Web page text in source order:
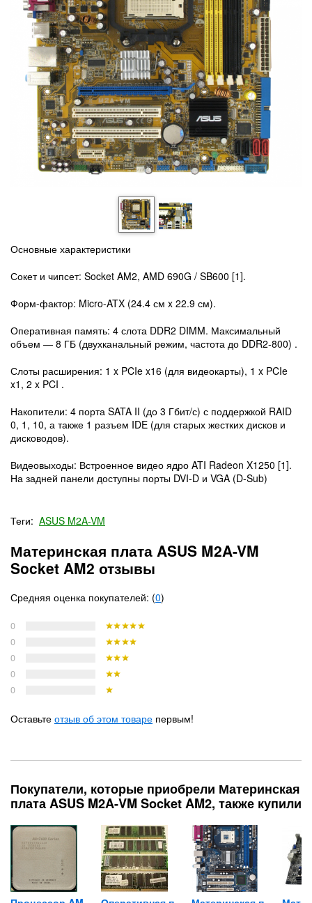
Основные характеристики
Сокет и чипсет: Socket AM2, AMD 690G / SB600 [1].
Форм-фактор: Micro-ATX (24.4 см x 22.9 см).
Оперативная память: 4 слота DDR2 DIMM. Максимальный
объем — 8 ГБ (двухканальный режим, частота до DDR2-800) .
Слоты расширения: 1 x PCIe x16 (для видеокарты), 1 x PCIe
x1, 2 x PCI .
Накопители: 4 порта SATA II (до 3 Гбит/с) с поддержкой RAID
0, 1, 10, а также 1 разъем IDE (для старых жестких дисков и
дисководов).
Видеовыходы: Встроенное видео ядро ATI Radeon X1250 [1].
На задней панели доступны порты DVI-D и VGA (D-Sub)
Теги: ASUS M2A-VM
Материнская плата ASUS M2A-VM
Socket AM2 отзывы
Средняя оценка покупателей: (0)
0
0
0
0
0
Оставьте отзыв об этом товаре первым!
Покупатели, которые приобрели Материнская
плата ASUS M2A-VM Socket AM2, также купили